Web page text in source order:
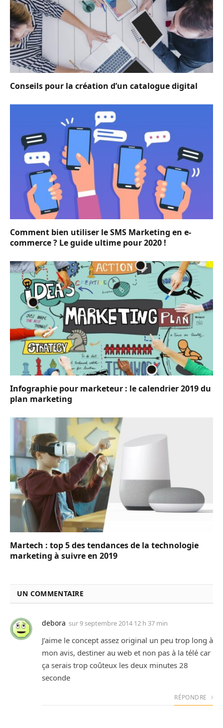
Conseils pour la création d’un catalogue digital
Comment bien utiliser le SMS Marketing en e-
commerce ? Le guide ultime pour 2020 !
Infographie pour marketeur : le calendrier 2019 du
plan marketing
Martech : top 5 des tendances de la technologie
marketing à suivre en 2019
UN COMMENTAIRE
debora sur9 septembre 2014 12 h 37 min
J’aime le concept assez original un peu trop long à
mon avis, destiner au web et non pas à la télé car
ça serais trop coûteux les deux minutes 28
seconde
RÉPONDRE